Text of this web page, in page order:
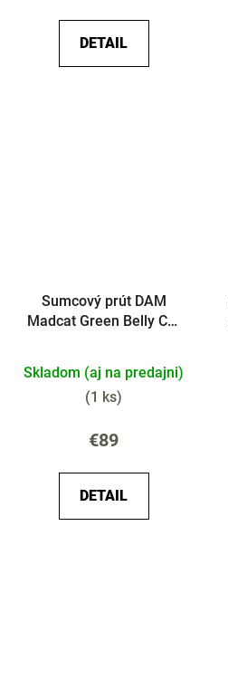
DETAIL
Sumcový prút DAM
Madcat Green Belly Cat
Skladom (aj na predajni)
(1 ks)
€89
DETAIL